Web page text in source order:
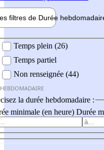
filtres de Durée hebdo
Temps plein (26)
Temps partiel
Non renseignée (44)
la durée hebdomadaire :
minimale (en heure) Durée